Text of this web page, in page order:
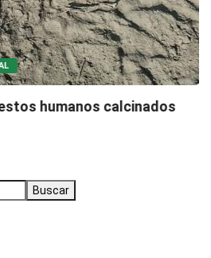
humanos calcinados
Buscar